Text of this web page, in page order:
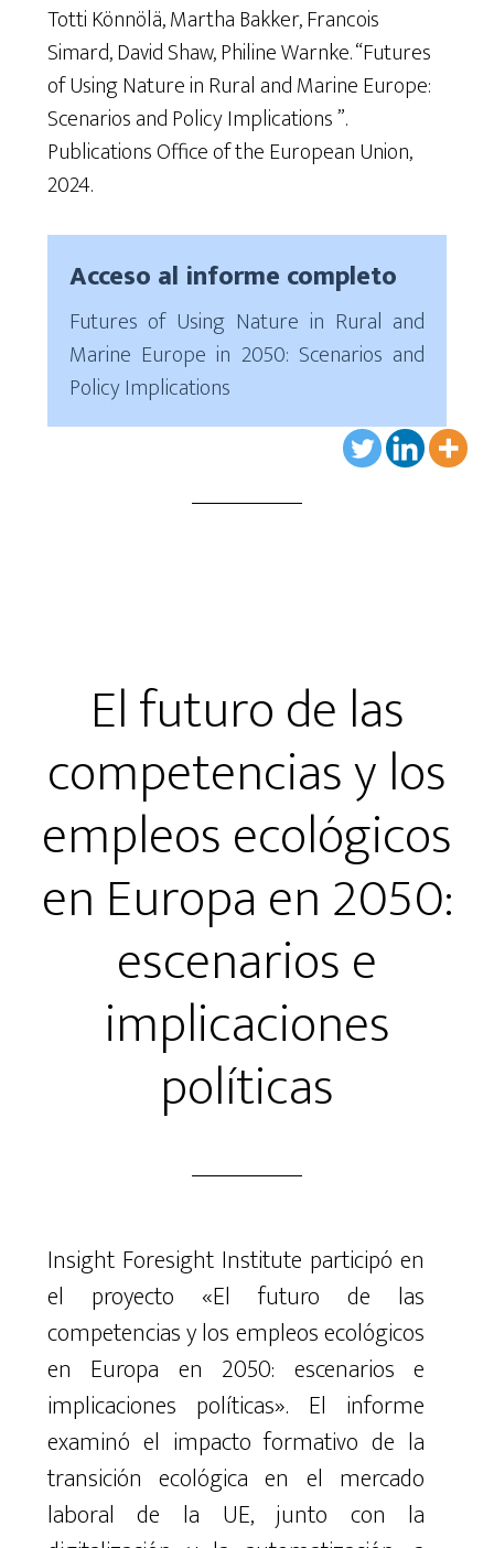
TottiKönnölä, Martha Bakker, Francois
Simard, David Shaw, Philine Warnke. “Futures
of Using Nature in Rural and Marine Europe:
Scenarios and PolicyImplications”.
Publications Office of the European Union,
2024.
Acceso al informe completo
Futures of Using Nature in Rural and
Marine Europe in 2050: Scenarios and
Policy Implications
El futuro de las
competencias y los
empleos ecológicos
en Europa en 2050:
escenarios e
implicaciones
políticas
Insight Foresight Institute participó en
el proyecto «El futuro de las
competencias y los empleos ecológicos
en Europa en 2050: escenarios e
implicaciones políticas». El informe
examinó el impacto formativo de la
transición ecológica en el mercado
laboral
de la UE, junto con
la